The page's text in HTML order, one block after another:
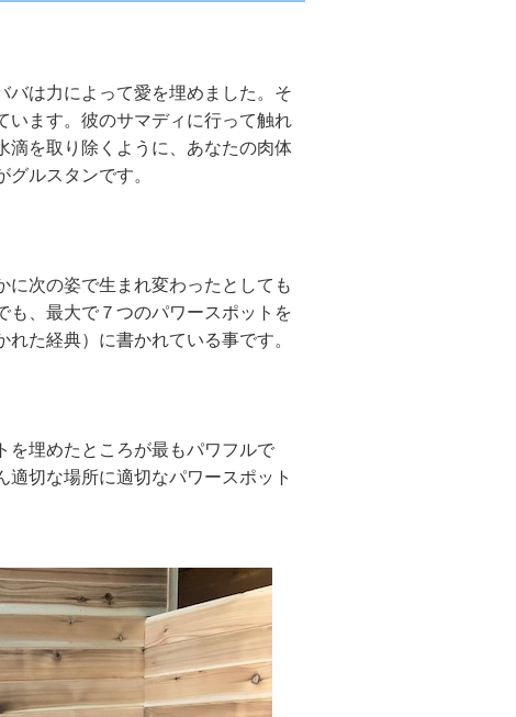
は力によって愛を埋めました。そ
います。彼のサマディに行って触れ
滴を取り除くように、あなたの肉体
ルスタンです。
次の姿で生まれ変わったとしても
も、最大で７つのパワースポットを
た経典）に書かれている事です。
埋めたところが最もパワフルで
切な場所に適切なパワースポット